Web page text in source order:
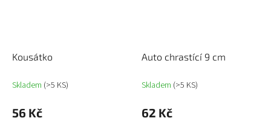
Kousátko
Skladem (>5 KS)
56 Kč
Auto chrastící 9 cm
Skladem (>5 KS)
62 Kč